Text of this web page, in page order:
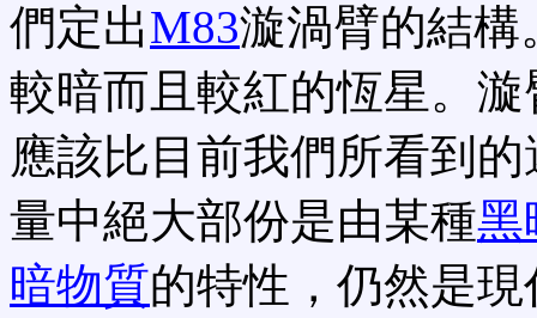
們定出M83漩渦臂的結構
較暗而且較紅的恆星。
應該比目前我們所看到
量中絕大部份是由某種黑
暗物質的特性，仍然是